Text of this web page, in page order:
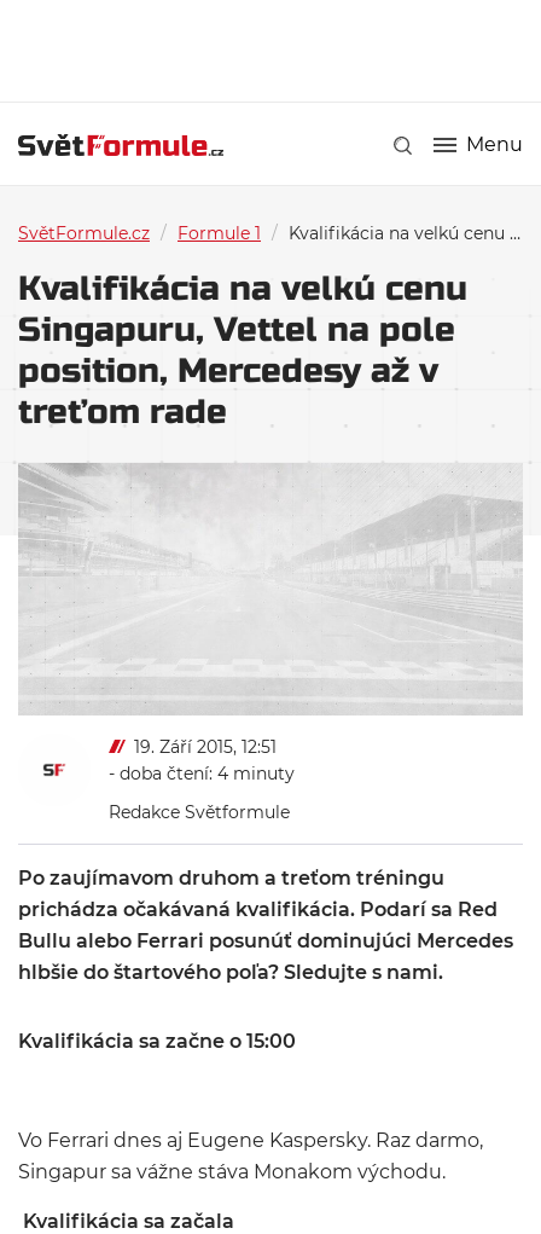
Menu
SvětFormule.cz / Formule 1 / Kvalifikácia na velkú cenu Singapuru, Vettel na pole position, Mercedesy až v treťom rade
Kvalifikácia na velkú cenu
Singapuru, Vettel na pole
position, Mercedesy až v
treťom rade
19. Září 2015, 12:51
- doba čtení: 4 minuty
Redakce Světformule
Po zaujímavom druhom a treťom tréningu
prichádza očakávaná kvalifikácia. Podarí sa Red
Bullu alebo Ferrari posunúť dominujúci Mercedes
hlbšie do štartového poľa? Sledujte s nami.
Kvalifikácia sa začne o 15:00
Vo Ferrari dnes aj Eugene Kaspersky. Raz darmo,
Singapur sa vážne stáva Monakom východu.
Kvalifikácia sa začala